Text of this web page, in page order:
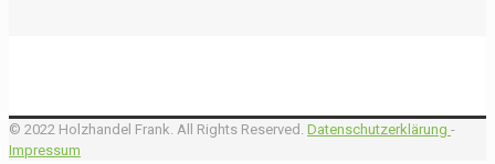
© 2022 Holzhandel Frank. All Rights Reserved. Datenschutzerklärung -
Impressum